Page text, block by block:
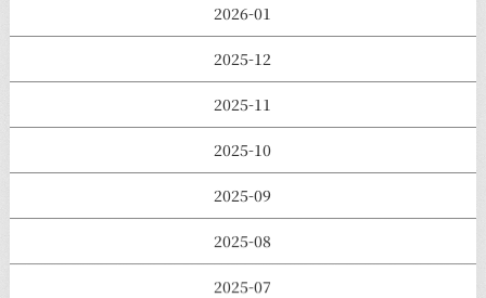
2026-01
2025-12
2025-11
2025-10
2025-09
2025-08
2025-07